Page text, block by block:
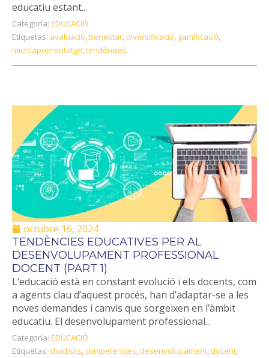
educatiu estant...
Categoría: EDUCACIÓ
Etiquetas: avaluació,benestar, diversificació, gamificació,
microaprenentatge,tendències
octubre 16, 2024
TENDÈNCIES EDUCATIVES PER AL
DESENVOLUPAMENT PROFESSIONAL
DOCENT (PART 1)
L’educació està en constant evolució i els docents, com
a agents clau d’aquest procés, han d’adaptar-se a les
noves demandes i canvis que sorgeixen en l’àmbit
educatiu. El desenvolupament professional...
Categoría: EDUCACIÓ
Etiquetas: chatbots,competències, desenvolupament, docent,